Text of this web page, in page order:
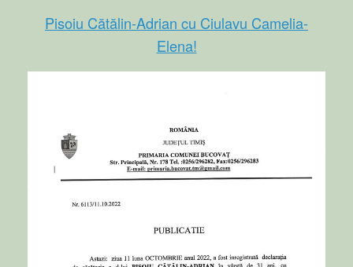
Pisoiu Cătălin-Adrian cu Ciulavu Camelia-
Elena!